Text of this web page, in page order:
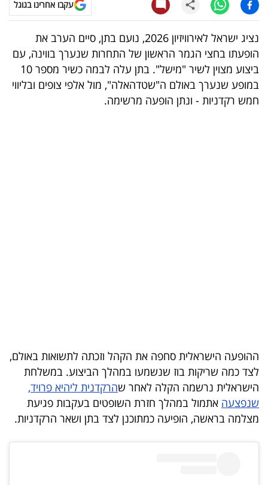
עסקי
ספורט
קריירה
ולימודים
מינויים
הכלכלי
פודקאסט
40
UNDER
עקבו אחרינו בגוגל
נציג ישראל לאירוויזיון 2026, נועם בתן, סיים הערב את
הופעתו בחצי הגמר הראשון של התחרות שנערך בווינה, עם
ביצוע מצוין לשיר "מישל". בתן עלה לבמה כשיר מספר 10
במופע שנערך באולם ה"שטדהאלה", מול אלפי צופים ובליווי
חמש רקדניות - ונתן הופעה מרשימה.
ההופעה הישראלית סחפה את הקהל וזכתה לתשואות באולם,
לצד כמה שריקות בוז שנשמעו במהלך הביצוע. במשלחת
הישראלית נרשמה הקלה לאחר שהרקדנית ליהיא פרויד,
שנפצעה אתמול במהלך חזרת השופטים בעקבות פגיעת
מצלמה בראשה, הופיעה כמתוכנן לצד בתן ושאר הרקדניות.